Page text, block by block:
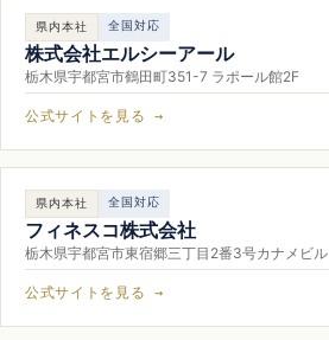
県内本社 全国対応
株式会社エルシーアール
栃木県宇都宮市鶴田町351-7 ラポール館2F
公式サイトを見る →
県内本社 全国対応
フィネスコ株式会社
栃木県宇都宮市東宿郷三丁目2番3号カナメビル
公式サイトを見る →